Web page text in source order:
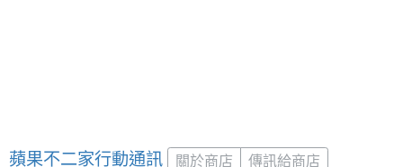
蘋果不二家行動通訊 關於商店 傳訊給商店